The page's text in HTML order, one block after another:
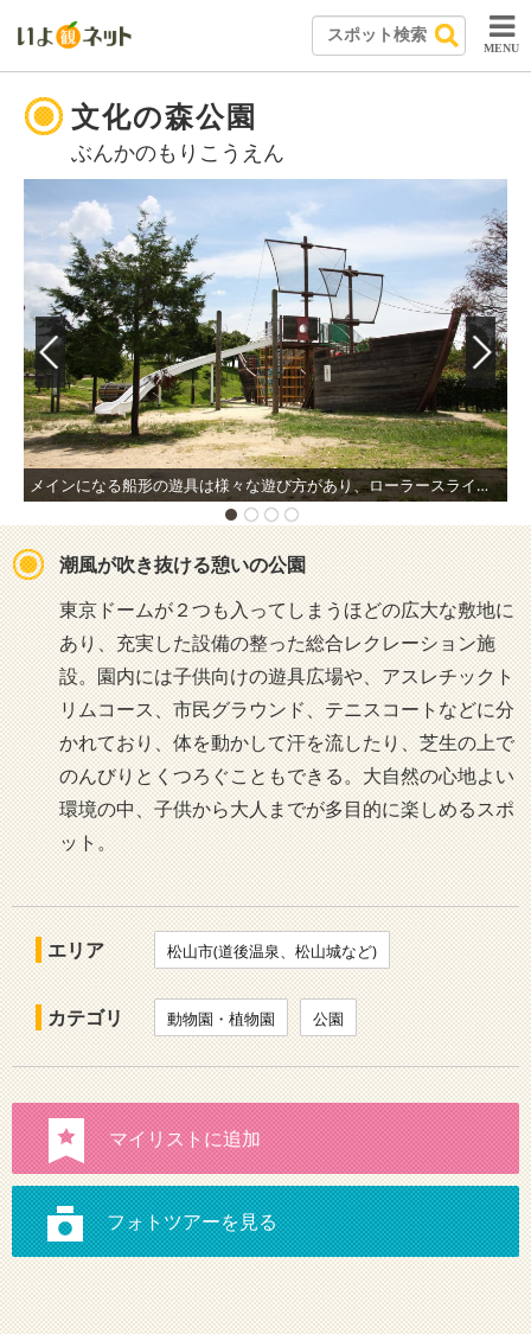
MENU
文化の森公園
ぶんかのもりこうえん
メインになる船形の遊具は様々な遊び方があり、ローラースライダーも滑ることができる。
潮風が吹き抜ける憩いの公園
東京ドームが２つも入ってしまうほどの広大な敷地に
あり、充実した設備の整った総合レクレーション施
設。園内には子供向けの遊具広場や、アスレチックト
リムコース、市民グラウンド、テニスコートなどに分
かれており、体を動かして汗を流したり、芝生の上で
のんびりとくつろぐこともできる。大自然の心地よい
環境の中、子供から大人までが多目的に楽しめるスポ
ット。
エリア 松山市(道後温泉、松山城など)
カテゴリ 動物園・植物園 公園